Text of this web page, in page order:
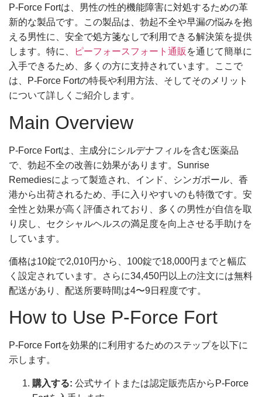
P-Force Fortは、男性の性的機能障害に対処するための革
新的な製品です。この製品は、勃起不全や早漏の悩みを抱
える男性に、安全で処方箋なしで利用できる解決策を提供
します。特に、
ピーフォースフォート通販 を通じて簡単に
入手できるため、多くの方に支持されています。ここで
は、P-Force Fortの特長や利用方法、そしてそのメリット
について詳しくご紹介します。
Main Overview
P-Force Fortは、主成分にシルデナフィルを含む医薬品
で、勃起不全の改善に効果があります。Sunrise
Remediesによって製造され、インド、シンガポール、香
港から出荷されるため、手に入りやすいのも特徴です。安
全性と効果が高く評価されており、多くの男性が自信を取
り戻し、セクシャルヘルスの満足度を向上させる手助けを
しています。
価格は10錠で2,010円から、100錠で18,000円までと幅広
く設定されています。さらに34,450円以上の注文には無料
配送があり、配送所要時間は4〜9日程度です。
How to Use P-Force Fort
P-Force Fortを効果的に利用するためのステップを以下に
示します。
購入する: 公式サイトまたは認定販売店からP-Force